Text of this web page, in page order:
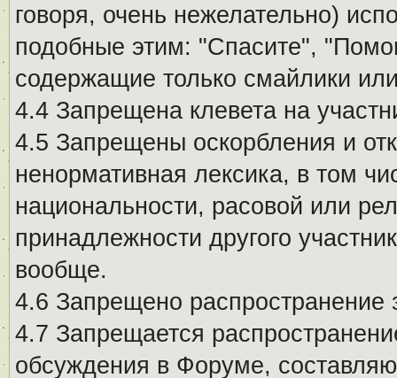
говоря, очень нежелательно)
подобные этим: "Спасите",
содержащие только смайлики
4.4 Запрещена клевета на
4.5 Запрещены оскорбления и
ненормативная лексика, в том
национальности, расовой или
принадлежности другого
вообще.
4.6 Запрещено
4.7 Запрещается
обсуждения в Форуме,